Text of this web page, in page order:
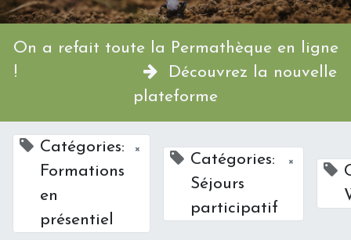
On a refait toute la Permathèque en ligne
!
Découvrez la nouvelle
plateforme
Catégories:
Formations
en
présentiel
×
Catégories:
Séjours
participatif
×